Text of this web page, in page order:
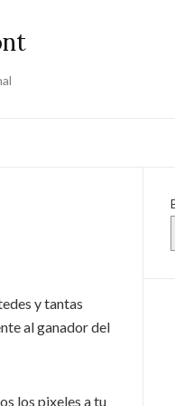
y tantas
al ganador del
los pixeles a tu